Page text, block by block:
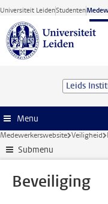
Ga direct naar de
Universiteit LeidenStudenten
Menu
Medewerkerswebsite Veiligheid
Submenu
Beveiliging